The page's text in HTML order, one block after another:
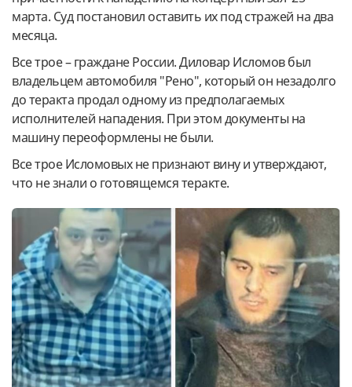
марта. Суд постановил оставить их под стражей на два
месяца.
Все трое – граждане России. Диловар Исломов был
владельцем автомобиля "Рено", который он незадолго
до теракта продал одному из предполагаемых
исполнителей нападения. При этом документы на
машину переоформлены не были.
Все трое Исломовых не признают вину и утверждают,
что не знали о готовящемся теракте.